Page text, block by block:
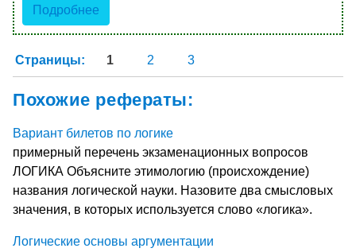
Подробнее
Страницы: 1 2 3
Похожие рефераты:
Вариант билетов по логике
примерный перечень экзаменационных вопросов
ЛОГИКА Объясните этимологию (происхождение)
названия логической науки. Назовите два смысловых
значения, в которых используется слово «логика».
Логические основы аргументации